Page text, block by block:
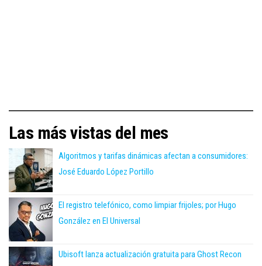
Las más vistas del mes
Algoritmos y tarifas dinámicas afectan a consumidores:
José Eduardo López Portillo
El registro telefónico, como limpiar frijoles; por Hugo
González en El Universal
Ubisoft lanza actualización gratuita para Ghost Recon